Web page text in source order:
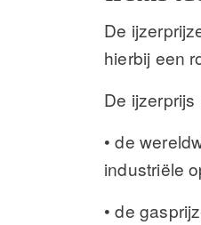
De
hierbij een
De
• de
industriële
• de